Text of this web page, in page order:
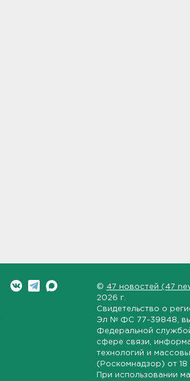
© 47 новостей (47
2026 г.
Свидетельство о
Эл № ФС 77-39848 ,
Федеральной
сфере связи,
технологий и
(Роскомнадзор) от 18
При использовании